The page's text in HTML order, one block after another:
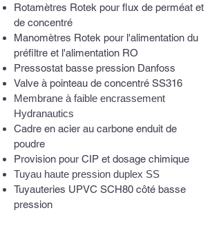
Rotamètres Rotek pour flux de perméat et
de concentré
Manomètres Rotek pour l'alimentation du
préfiltre et l'alimentation RO
Pressostat basse pression Danfoss
Valve à pointeau de concentré SS316
Membrane à faible encrassement
Hydranautics
Cadre en acier au carbone enduit de
poudre
Provision pour CIP et dosage chimique
Tuyau haute pression duplex SS
Tuyauteries UPVC SCH80 côté basse
pression